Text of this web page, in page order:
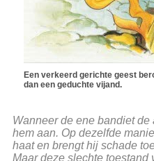
Een verkeerd gerichte geest
dan een geduchte vijand.
Wanneer de ene bandiet
hem aan. Op dezelfde
haat en brengt hij schade
Maar deze slechte toestand